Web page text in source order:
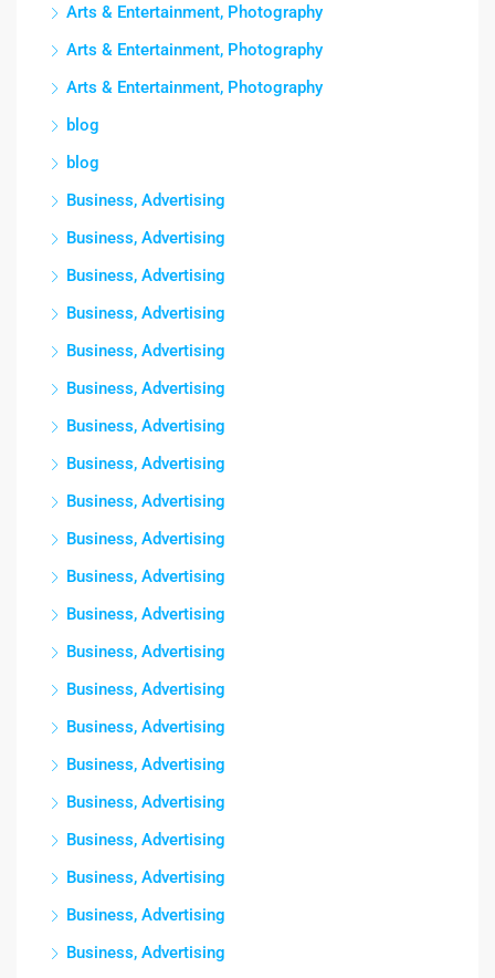
Arts & Entertainment, Photography
Arts & Entertainment, Photography
Arts & Entertainment, Photography
blog
blog
Business, Advertising
Business, Advertising
Business, Advertising
Business, Advertising
Business, Advertising
Business, Advertising
Business, Advertising
Business, Advertising
Business, Advertising
Business, Advertising
Business, Advertising
Business, Advertising
Business, Advertising
Business, Advertising
Business, Advertising
Business, Advertising
Business, Advertising
Business, Advertising
Business, Advertising
Business, Advertising
Business, Advertising